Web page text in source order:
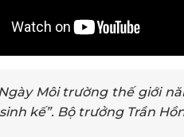
Môi trường thế giới
kế”. Bộ trưởng Trần